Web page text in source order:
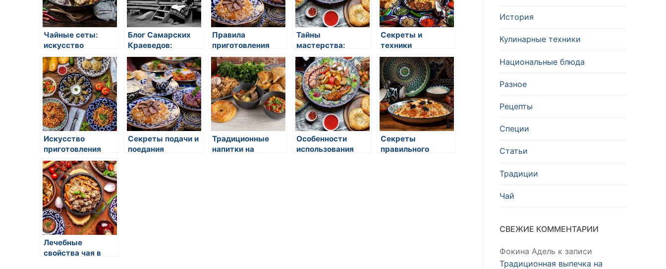
Чайные сеты:
искусство
чаепития в
восточной кухне
Блог Самарских
Краеведов:
Исследуем
культурное
наследие
Самарской
области
Правила
приготовления
кимчи в домашних
условиях
Тайны
мастерства:
секреты
приготовления
суши и роллов
Секреты и
техники
идеального
разделывания
рыбы для суши в
восточной кухне
Искусство
приготовления
суши и роллов
Секреты подачи и
поедания
Традиционные
напитки на
Особенности
использования
Секреты
правильного
Лечебные
свойства чая в
История
Кулинарные техники
Национальные блюда
Разное
Рецепты
Специи
Статьи
Традиции
Чай
СВЕЖИЕ КОММЕНТАРИИ
Фокина Адель к записи
Традиционная выпечка на